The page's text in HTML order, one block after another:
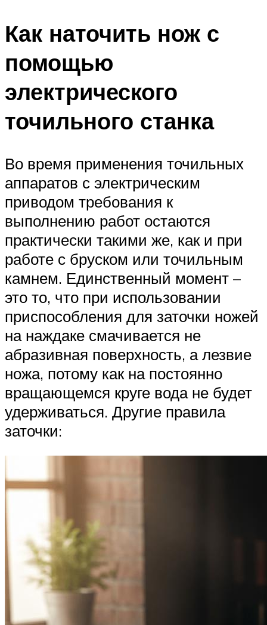
Как наточить нож с
помощью
электрического
точильного станка
Во время применения точильных
аппаратов с электрическим
приводом требования к
выполнению работ остаются
практически такими же, как и при
работе с бруском или точильным
камнем. Единственный момент –
это то, что при использовании
приспособления для заточки ножей
на наждаке смачивается не
абразивная поверхность, а лезвие
ножа, потому как на постоянно
вращающемся круге вода не будет
удерживаться. Другие правила
заточки: